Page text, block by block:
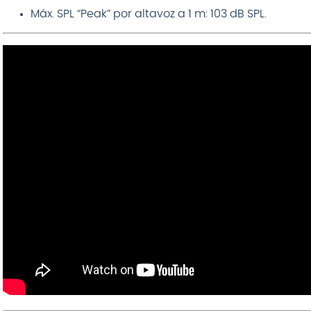
Máx. SPL “Peak” por altavoz a 1 m: 103 dB SPL.